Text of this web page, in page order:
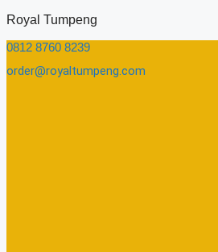
Skip
content
Royal Tumpeng
0812 8760 8239​
order@royaltumpeng.com​